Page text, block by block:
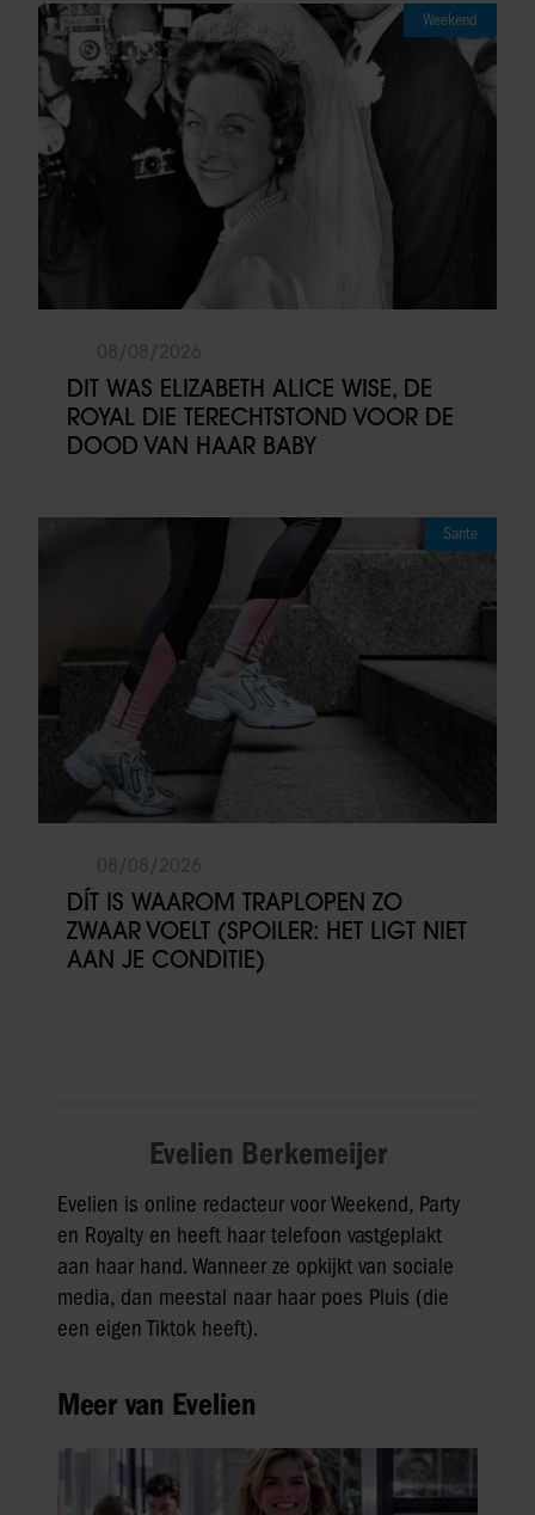
Weekend
DIT WAS ELIZABETH ALICE WISE, DE
ROYAL DIE TERECHTSTOND VOOR DE
DOOD VAN HAAR BABY
Sante
DÍT IS WAAROM TRAPLOPEN ZO
ZWAAR VOELT (SPOILER: HET LIGT NIET
AAN JE CONDITIE)
Evelien Berkemeijer
Evelien is online redacteur voor Weekend, Party
en Royalty en heeft haar telefoon vastgeplakt
aan haar hand. Wanneer ze opkijkt van sociale
media, dan meestal naar haar poes Pluis (die
een eigen Tiktok heeft).
Meer van Evelien